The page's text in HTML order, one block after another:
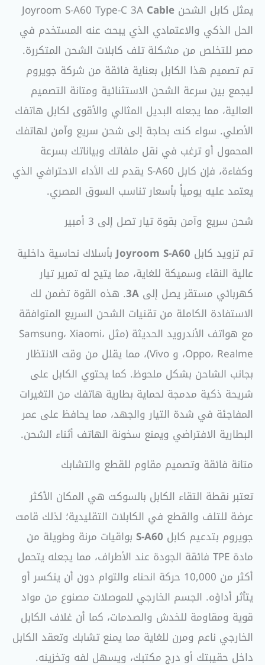
يمثل كابل الشحن Joyroom S-A60 Type-C 3A Cable
الحل الذكي والاعتمادي الذي يبحث عنه المستخدم في
مصر للتخلص من مشكلة تلف كابلات الشحن المتكررة.
تم تصميم هذا الكابل بعناية فائقة من شركة جويروم
ليجمع بين سرعة الشحن الاستثنائية ومتانة التصميم
العالية، مما يجعله البديل المثالي والأقوى لكابل هاتفك
الأصلي. سواء كنت بحاجة إلى شحن سريع وآمن لهاتفك
المحمول أو ترغب في نقل ملفاتك وبياناتك بسرعة
وكفاءة، فإن كابل S-A60 يقدم لك الأداء الاحترافي الذي
يعتمد عليه يومياً بأسعار تناسب السوق المصري.
شحن سريع وآمن بقوة تيار تصل إلى 3 أمبير
تم تزويد كابل Joyroom S-A60بأسلاك نحاسية داخلية
عالية النقاء وسميكة للغاية، مما يتيح له تمرير تيار
كهربائي مستقر يصل إلى 3A. هذه القوة تضمن لك
الاستفادة الكاملة من تقنيات الشحن السريع المتوافقة
مع هواتف الأندرويد الحديثة (مثل Samsung، Xiaomi،
Oppo، Realme، و Vivo)، مما يقلل من وقت الانتظار
بجانب الشاحن بشكل ملحوظ. كما يحتوي الكابل على
شريحة ذكية مدمجة لحماية بطارية هاتفك من التغيرات
المفاجئة في شدة التيار والجهد، مما يحافظ على عمر
البطارية الافتراضي ويمنع سخونة الهاتف أثناء الشحن.
متانة فائقة وتصميم مقاوم للقطع والتشابك
تعتبر نقطة التقاء الكابل بالسوكت هي المكان الأكثر
عرضة للتلف والقطع في الكابلات التقليدية؛ لذلك قامت
جويروم بتدعيم كابل S-A60 بواقيات مرنة وطويلة من
مادة TPE فائقة الجودة عند الأطراف، مما يجعله يتحمل
أكثر من 10,000 حركة انحناء والتوام دون أن ينكسر أو
يتأثر أداؤه. الجسم الخارجي للموصلات مصنوع من مواد
قوية ومقاومة للخدش والصدمات، كما أن غلاف الكابل
الخارجي ناعم ومرن للغاية مما يمنع تشابك وتعقد الكابل
داخل حقيبتك أو درج مكتبك، ويسهل لفه وتخزينه.